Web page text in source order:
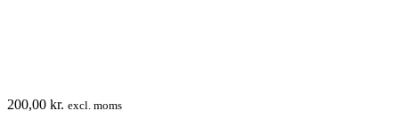
200,00 kr. excl. moms